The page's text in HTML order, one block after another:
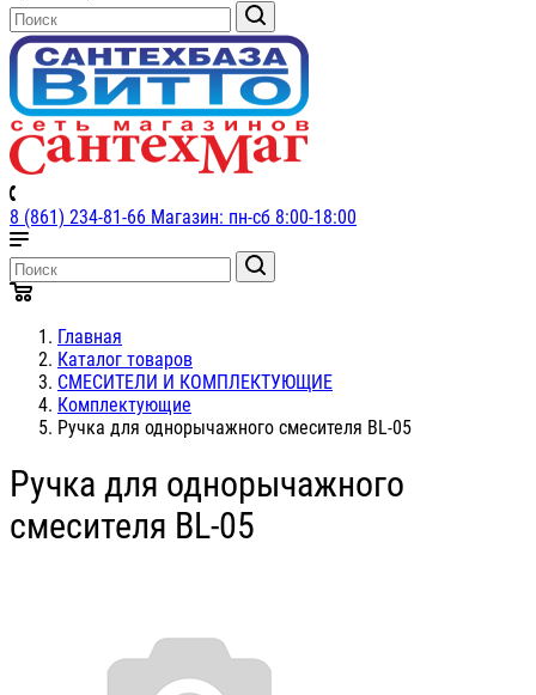
8 (861) 234-81-66 Магазин: пн-сб 8:00-18:00
Главная
Каталог товаров
СМЕСИТЕЛИ И КОМПЛЕКТУЮЩИЕ
Комплектующие
Ручка для однорычажного смесителя BL-05
Ручка для однорычажного
смесителя BL-05